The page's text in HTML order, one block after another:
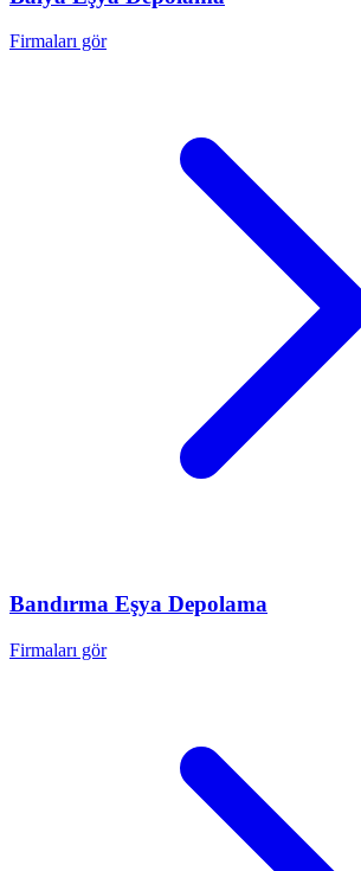
Firmaları gör
Bandırma Eşya Depolama
Firmaları gör